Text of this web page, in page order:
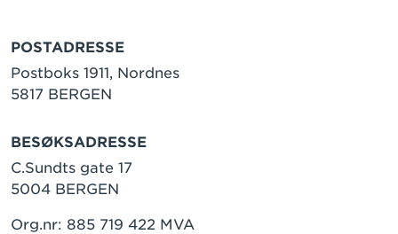
POSTADRESSE
Postboks 1911, Nordnes
5817 BERGEN
BESØKSADRESSE
C.Sundts gate 17
5004 BERGEN
Org.nr: 885 719 422 MVA